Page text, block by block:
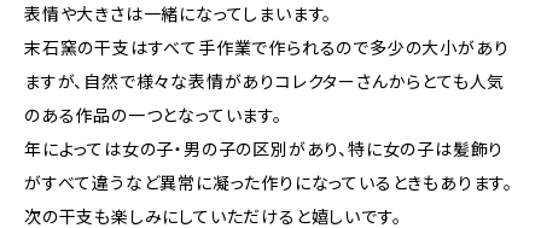
表情や大きさは一緒になってしまいます。
末石窯の干支はすべて手作業で作られるので多少の大小があり
ますが、自然で様々な表情がありコレクターさんからとても人気
のある作品の一つとなっています。
年によっては女の子・男の子の区別があり、特に女の子は髪飾り
がすべて違うなど異常に凝った作りになっているときもあります。
次の干支も楽しみにしていただけると嬉しいです。